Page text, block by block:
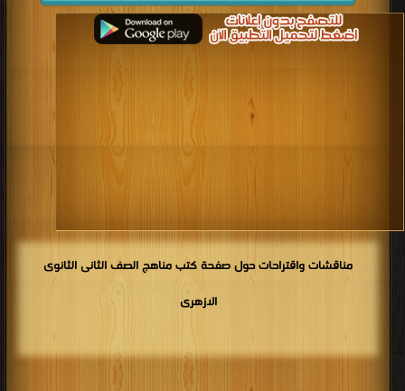
مناقشات واقتراحات حول صفحة كتب مناهج الصف الثانى الثانوى
الازهرى